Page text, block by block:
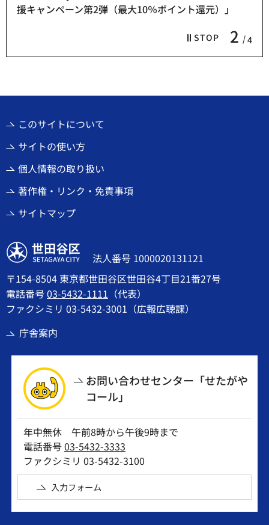
STOP 2 4
援キャンペーン第2弾（最大10％ポイント還元）」
このサイトについて
サイトの使い方
個人情報の取り扱い
著作権・リンク・免責事項
サイトマップ
世田谷区
法人番号 1000020131121
〒154-8504 東京都世田谷区世田谷4丁目21番27号
電話番号03-5432-1111 （代表）
ファクシミリ 03-5432-3001（広報広聴課）
庁舎案内
お問い合わせセンター「せたがや
コール」
年中無休 午前8時から午後9時まで
電話番号03-5432-3333
ファクシミリ 03-5432-3100
入力フォーム